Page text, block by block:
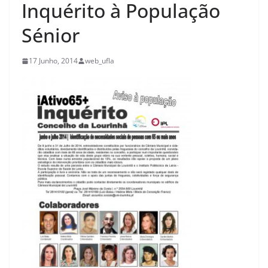
Inquérito à População
Sénior
17 Junho, 2014 web_ufla